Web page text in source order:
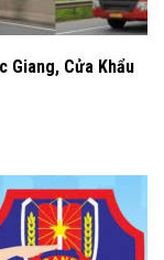
Giang, Cửa Khẩu